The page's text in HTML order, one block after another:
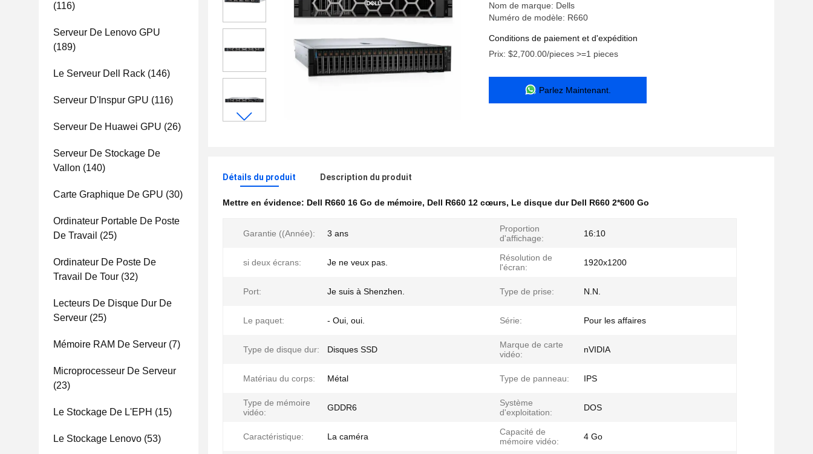
(116)
Serveur De Lenovo GPU
(189)
Le Serveur Dell Rack (146)
Serveur D'Inspur GPU (116)
Serveur De Huawei GPU (26)
Serveur De Stockage De
Vallon (140)
Carte Graphique De GPU (30)
Ordinateur Portable De Poste
De Travail (25)
Ordinateur De Poste De
Travail De Tour (32)
Lecteurs De Disque Dur De
Serveur (25)
Mémoire RAM De Serveur (7)
Microprocesseur De Serveur
(23)
Le Stockage De L'EPH (15)
Le Stockage Lenovo (53)
Nom de marque: Dells
Numéro de modèle: R660
Conditions de paiement et d'expédition
Prix: $2,700.00/pieces >=1 pieces
Parlez Maintenant.
Détails du produit Description du produit
Mettre en évidence: Dell R660 16 Go de mémoire, Dell R660 12 cœurs, Le disque dur Dell R660 2*600 Go
Garantie ((Année): 3 ans
Proportion
d'affichage:
16:10
si deux écrans: Je ne veux pas.
Résolution de
l'écran:
1920x1200
Port: Je suis à Shenzhen. Type de prise: N.N.
Le paquet: - Oui, oui. Série: Pour les affaires
Type de disque dur: Disques SSD
Marque de carte
vidéo:
nVIDIA
Matériau du corps: Métal Type de panneau: IPS
Type de mémoire
vidéo:
GDDR6
Système
d'exploitation:
DOS
Caractéristique: La caméra
Capacité de
mémoire vidéo:
4 Go